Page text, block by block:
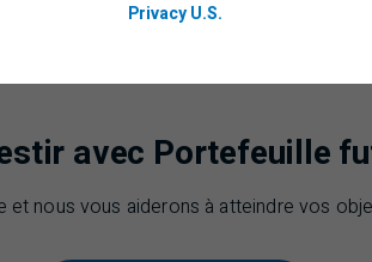
avec Portefeuille
et nous vous aiderons à atteindre vos
Privacy U.S.